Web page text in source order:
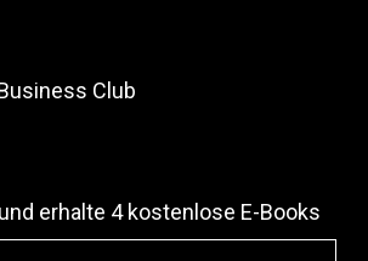
Club
erhalte 4 kostenlose E-Books